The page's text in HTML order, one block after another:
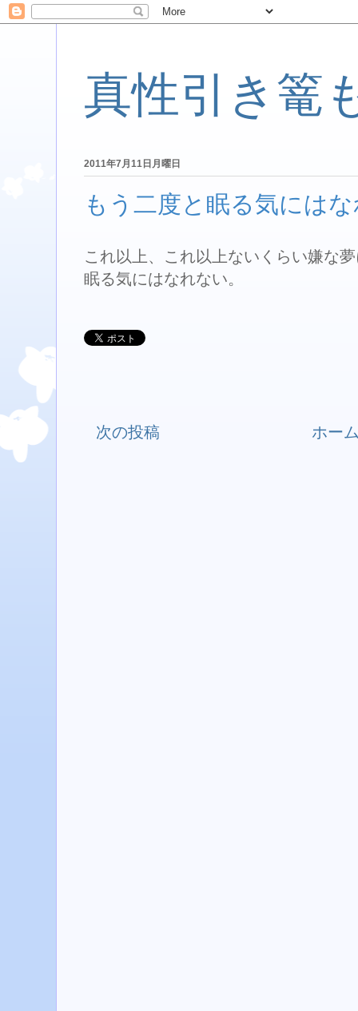
真性引き篭
2011年7月11日月曜日
もう二度と眠る気には
これ以上、これ以上ないくらい嫌な
眠る気にはなれない。
次の投稿 ホー